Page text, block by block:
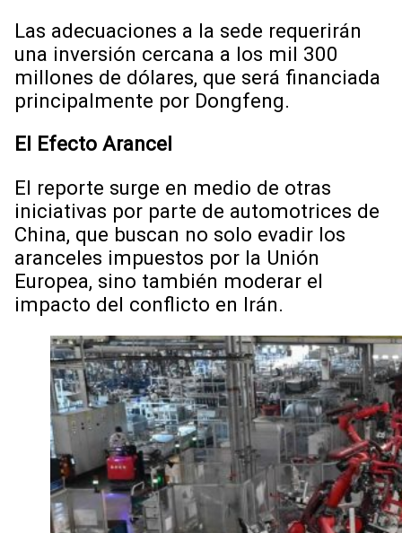
Las adecuaciones a la sede requerirán
una inversión cercana a los mil 300
millones de dólares, que será financiada
principalmente por Dongfeng.
El Efecto Arancel
El reporte surge en medio de otras
iniciativas por parte de automotrices de
China, que buscan no solo evadir los
aranceles impuestos por la Unión
Europea, sino también moderar el
impacto del conflicto en Irán.